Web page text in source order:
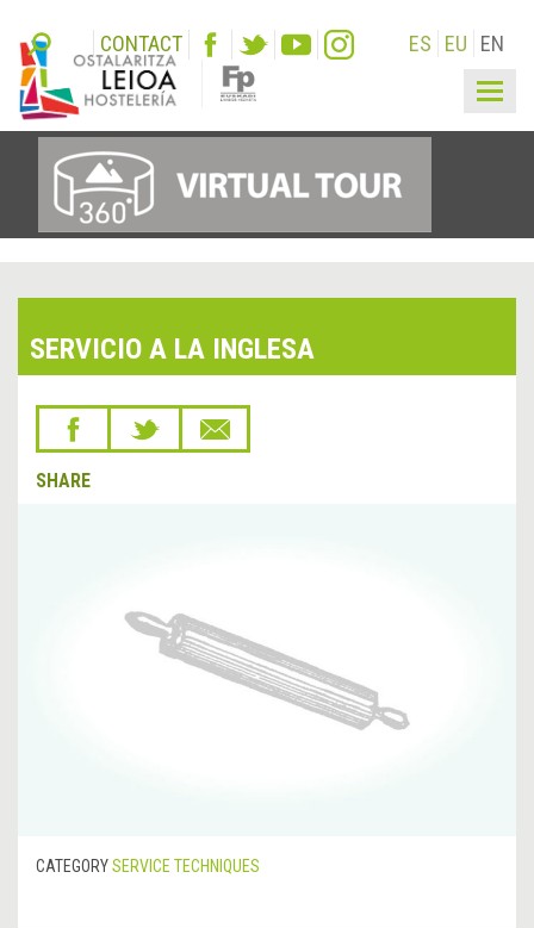
CONTACT ES EU EN
SERVICIO A LA INGLESA
SHARE
CATEGORYSERVICE TECHNIQUES